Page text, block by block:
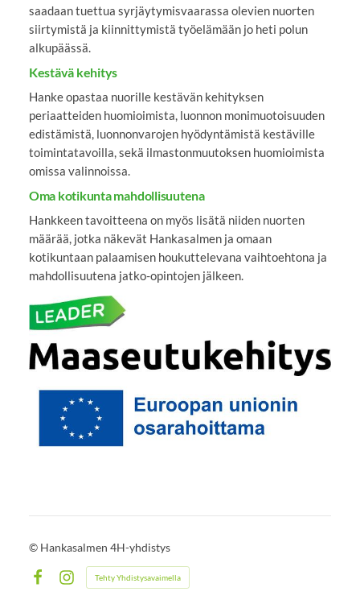
saadaan tuettua syrjäytymisvaarassa olevien nuorten
siirtymistä ja kiinnittymistä työelämään jo heti polun
alkupäässä.
Kestävä kehitys
Hanke opastaa nuorille kestävän kehityksen
periaatteiden huomioimista, luonnon monimuotoisuuden
edistämistä, luonnonvarojen hyödyntämistä kestäville
toimintatavoilla, sekä ilmastonmuutoksen huomioimista
omissa valinnoissa.
Oma kotikunta mahdollisuutena
Hankkeen tavoitteena on myös lisätä niiden nuorten
määrää, jotka näkevät Hankasalmen ja omaan
kotikuntaan palaamisen houkuttelevana vaihtoehtona ja
mahdollisuutena jatko-opintojen jälkeen.
© Hankasalmen 4H-yhdistys
Instagram
Tehty Yhdistysavaimella